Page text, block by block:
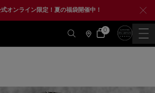
式オンライン限定！夏の福袋開催中！
店
情
カ 0
0 カート内の製品